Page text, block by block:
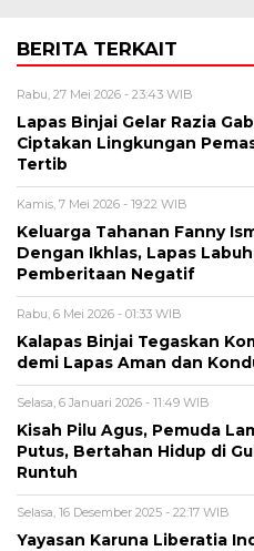
BERITA TERKAIT
Rabu, 27 Mei 2026 - 23:43 WIB
Lapas Binjai Gelar Razia
Ciptakan Lingkungan
Tertib
Kamis, 7 Mei 2026 - 19:22 WIB
Keluarga Tahanan Fanny
Dengan Ikhlas, Lapas
Pemberitaan Negatif
Rabu, 6 Mei 2026 - 01:33 WIB
Kalapas Binjai Tegaskan
demi Lapas Aman dan
Selasa, 6 Januari 2026 - 11:49 WIB
Kisah Pilu Agus, Pemuda
Putus, Bertahan Hidup di
Runtuh
Selasa, 16 Desember 2025 - 22:17 WIB
Yayasan Karuna Liberatia